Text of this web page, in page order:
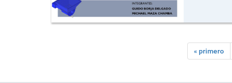
« primero